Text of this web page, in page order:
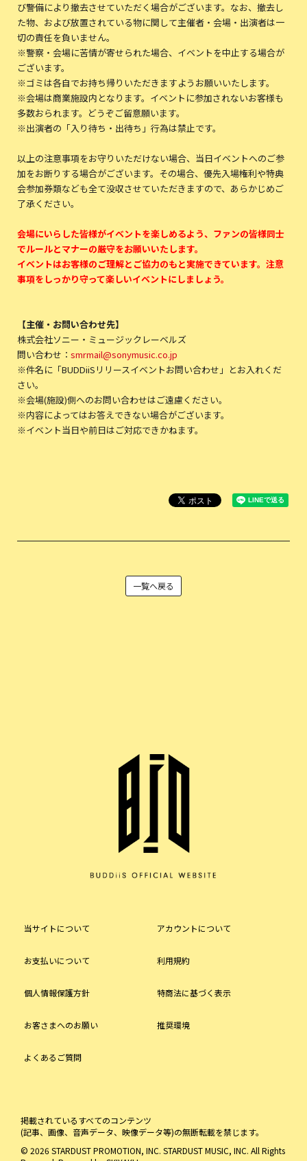
び警備により撤去させていただく場合がございます。なお、撤去し
た物、および放置されている物に関して主催者・会場・出演者は一
切の責任を負いません。
※警察・会場に苦情が寄せられた場合、イベントを中止する場合が
ございます。
※ゴミは各自でお持ち帰りいただきますようお願いいたします。
※会場は商業施設内となります。イベントに参加されないお客様も
多数おられます。どうぞご留意願います。
※出演者の「入り待ち・出待ち」行為は禁止です。
以上の注意事項をお守りいただけない場合、当日イベントへのご参
加をお断りする場合がございます。その場合、優先入場権利や特典
会参加券類なども全て没収させていただきますので、あらかじめご
了承ください。
会場にいらした皆様がイベントを楽しめるよう、ファンの皆様同士
でルールとマナーの厳守をお願いいたします。
イベントはお客様のご理解とご協力のもと実施できています。注意
事項をしっかり守って楽しいイベントにしましょう。
【主催・お問い合わせ先】
株式会社ソニー・ミュージックレーベルズ
問い合わせ： smrmail@sonymusic.co.jp
※件名に「BUDDiiSリリースイベントお問い合わせ」とお入れくだ
さい。
※会場(施設)側へのお問い合わせはご遠慮ください。
※内容によってはお答えできない場合がございます。
※イベント当日や前日はご対応できかねます。
一覧へ戻る
当サイトについて アカウントについて
お支払いについて 利用規約
個人情報保護方針 特商法に基づく表示
お客さまへのお願い 推奨環境
よくあるご質問
掲載されているすべてのコンテンツ
(記事、画像、音声データ、映像データ等)の無断転載を禁じます。
© 2026 STARDUST PROMOTION, INC. STARDUST MUSIC, INC. All Rights